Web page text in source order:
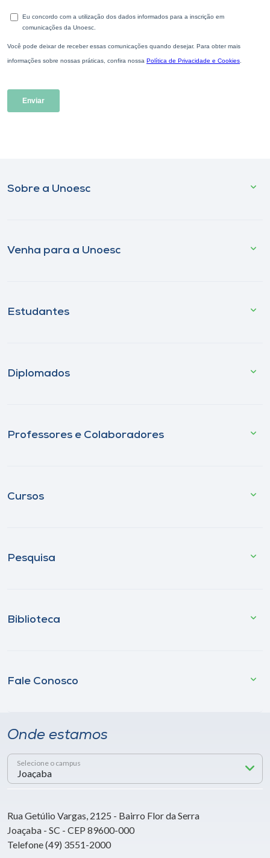
Sobre a Unoesc
Venha para a Unoesc
Estudantes
Diplomados
Professores e Colaboradores
Cursos
Pesquisa
Biblioteca
Fale Conosco
Onde estamos
Selecione o campus
Rua Getúlio Vargas, 2125 - Bairro Flor da Serra
Joaçaba - SC - CEP 89600-000
Telefone (49) 3551-2000